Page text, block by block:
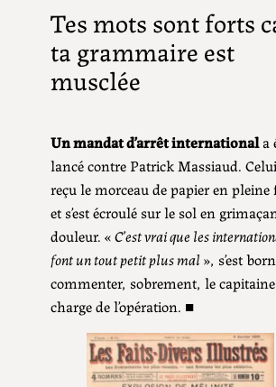
Tes mots sont forts
ta grammaire est
musclée
Un mandat d’arrêt internationala
lancé contre Patrick Massiaud.
reçu le morceau de papier en pleine
et s’est écroulé sur le sol en
douleur. «C’est vrai que les
font un tout petit plus mal », s’est
commenter, sobrement, le
charge de l’opération. ■